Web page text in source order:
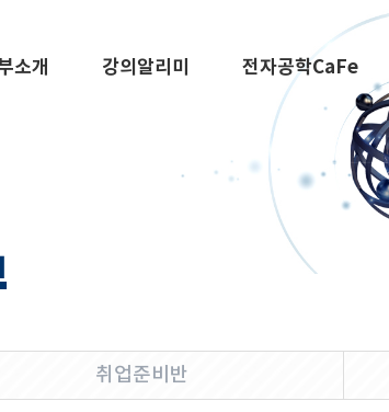
소개 강의알리미 전자공학CaFe
취업준비반